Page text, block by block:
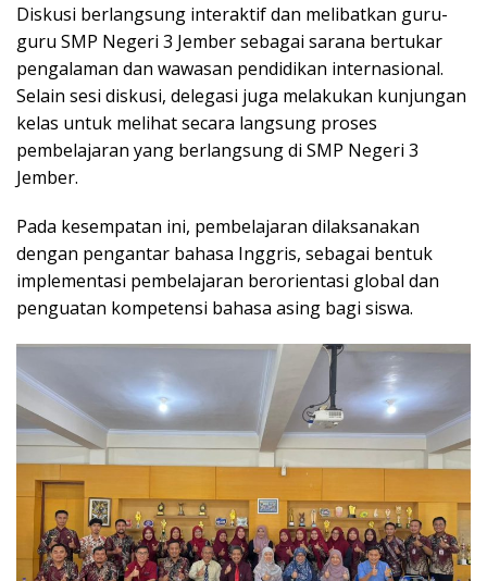
Diskusi berlangsung interaktif dan melibatkan guru-
guru SMP Negeri 3 Jember sebagai sarana bertukar
pengalaman dan wawasan pendidikan internasional.
Selain sesi diskusi, delegasi juga melakukan kunjungan
kelas untuk melihat secara langsung proses
pembelajaran yang berlangsung di SMP Negeri 3
Jember.
Pada kesempatan ini, pembelajaran dilaksanakan
dengan pengantar bahasa Inggris, sebagai bentuk
implementasi pembelajaran berorientasi global dan
penguatan kompetensi bahasa asing bagi siswa.